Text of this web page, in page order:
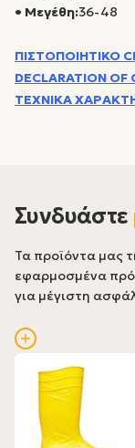
• Μεγέθη:36-48
ΠΙΣΤΟΠΟΙΗΤΙΚΟ
DECLARATION OF
ΤΕΧΝΙΚΑ
Συνδυάστε
Τα προϊόντα μας
εφαρμοσμένα
για μέγιστη